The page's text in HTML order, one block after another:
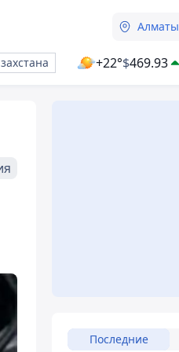
Алматы
+22°$469.93
Последние